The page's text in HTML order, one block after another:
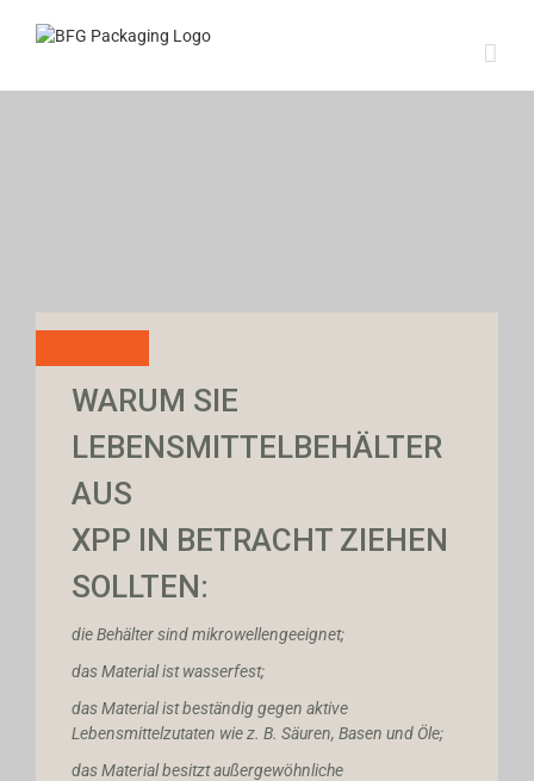
WARUM SIE
LEBENSMITTELBEHÄLTER
AUS
XPP IN BETRACHT ZIEHEN
SOLLTEN:
die Behälter sind mikrowellengeeignet;
das Material ist wasserfest;
das Material ist beständig gegen aktive
Lebensmittelzutaten wie z. B. Säuren, Basen und Öle;
das Material besitzt außergewöhnliche